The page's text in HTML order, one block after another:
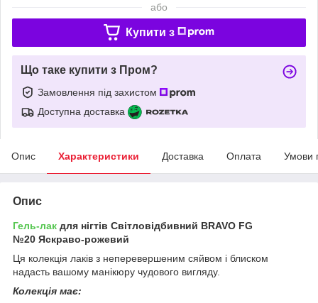
або
Купити з
Що таке купити з Пром?
Замовлення під захистом
Доступна доставка
Опис Характеристики Доставка Оплата Умови
Опис
Гель-лак для нігтів Світловідбивний BRAVO FG
№20 Яскраво-рожевий
Ця колекція лаків з неперевершеним сяйвом і блиском
надасть вашому манікюру чудового вигляду.
Колекція має: